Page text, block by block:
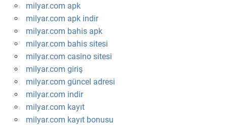
milyar.com apk
milyar.com apk indir
milyar.com bahis apk
milyar.com bahis sitesi
milyar.com casino sitesi
milyar.com giriş
milyar.com güncel adresi
milyar.com indir
milyar.com kayıt
milyar.com kayıt bonusu